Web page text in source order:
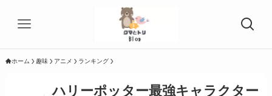
ホーム 趣味 アニメ ランキング
ハリーポッター最強キャラクター